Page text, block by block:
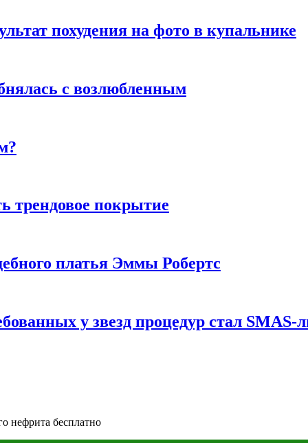
похудения на фото в купальнике
с возлюбленным
трендовое покрытие
платья Эммы Робертс
у звезд процедур стал SMAS-
нефрита бесплатно